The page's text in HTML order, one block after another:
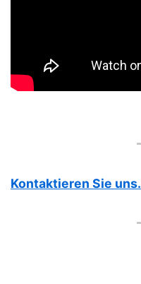
Kontaktieren Sie uns.